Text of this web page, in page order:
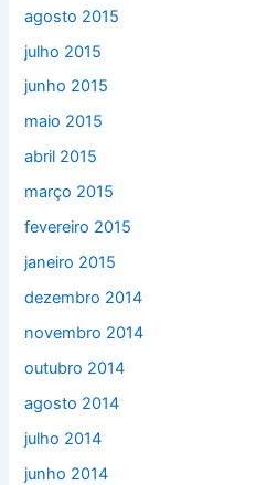
agosto 2015
julho 2015
junho 2015
maio 2015
abril 2015
março 2015
fevereiro 2015
janeiro 2015
dezembro 2014
novembro 2014
outubro 2014
agosto 2014
julho 2014
junho 2014